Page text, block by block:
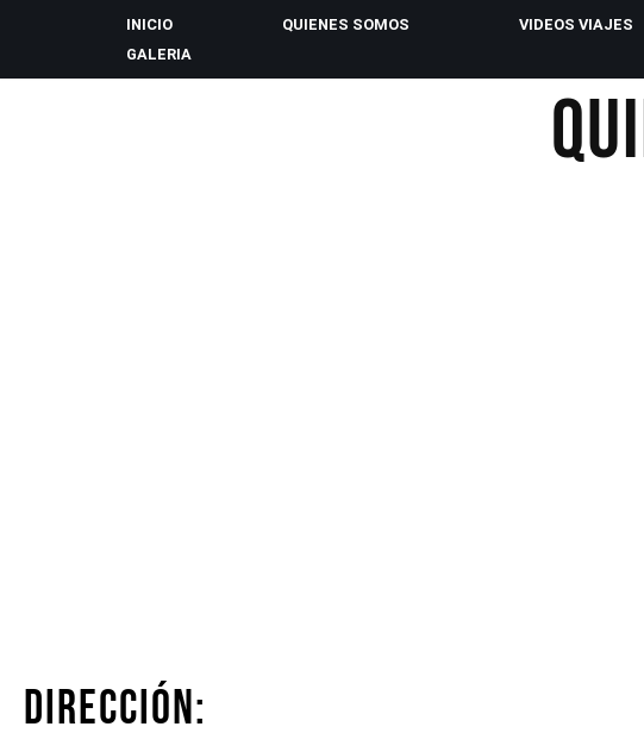
INICIO QUIENES SOMOS VIDEOS VIAJES
GALERIA
DIRECCIÓN: